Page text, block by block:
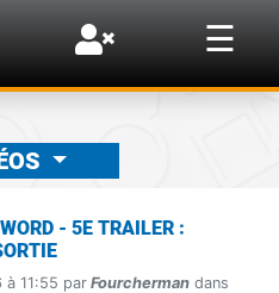
☰
×
- 5E TRAILER :
à 11:55 par Fourcherman dans